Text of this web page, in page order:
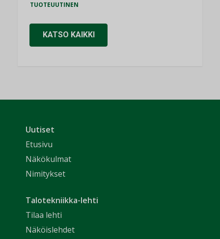
TUOTEUUTINEN
KATSO KAIKKI
Uutiset
Etusivu
Näkökulmat
Nimitykset
Talotekniikka-lehti
Tilaa lehti
Näköislehdet